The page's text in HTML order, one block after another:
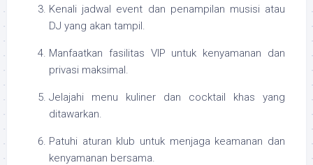
Kenali jadwal event dan penampilan musisi atau
DJ yang akan tampil.
Manfaatkan fasilitas VIP untuk kenyamanan dan
privasi maksimal.
Jelajahi menu kuliner dan cocktail khas yang
ditawarkan.
Patuhi aturan klub untuk menjaga keamanan dan
kenyamanan bersama.